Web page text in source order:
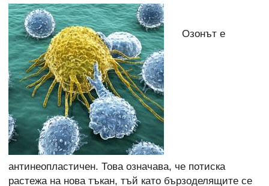
Озонът е
антинеопластичен. Това означава, че потиска
растежа на нова тъкан, тъй като бързоделящите се